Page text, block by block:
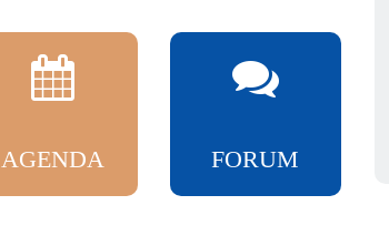
AGENDA FORUM